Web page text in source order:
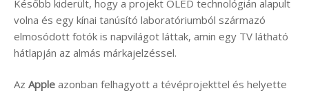
Később kiderült, hogy a projekt OLED technológián alapult
volna és egy kínai tanúsító laboratóriumból származó
elmosódott fotók is napvilágot láttak, amin egy TV látható
hátlapján az almás márkajelzéssel.
Az Apple azonban felhagyott a tévéprojekttel és helyette